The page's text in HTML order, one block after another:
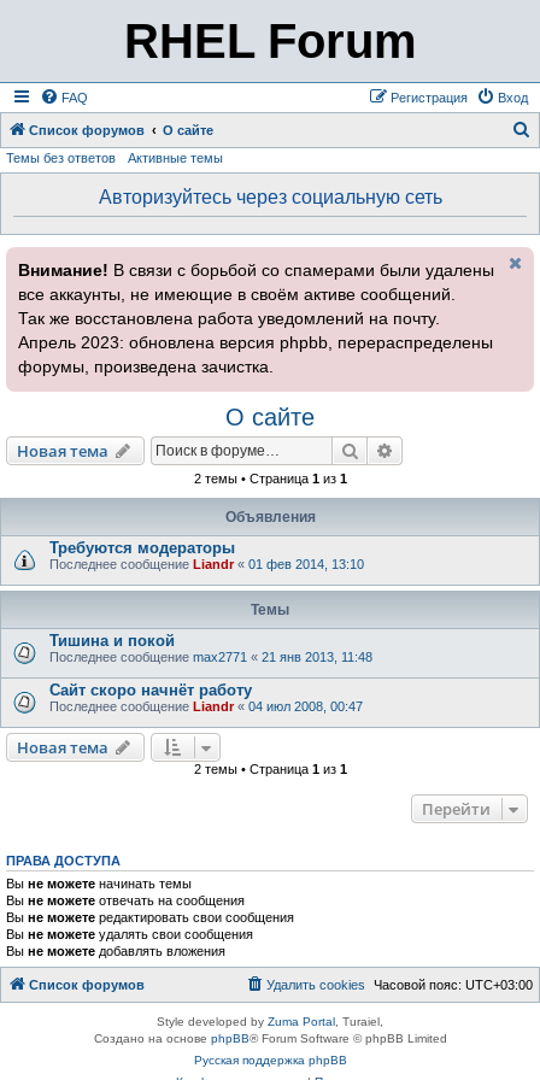
RHEL Forum
FAQ Вход
Регистрация
Список форумов О сайте
Темы без ответов Активные темы
Авторизуйтесь через социальную сеть
Внимание! В связи с борьбой со спамерами были удалены
все аккаунты, не имеющие в своём активе сообщений.
Так же восстановлена работа уведомлений на почту.
Апрель 2023: обновлена версия phpbb, перераспределены
форумы, произведена зачистка.
О сайте
Новая тема Поиск
2 темы • Страница 1из 1
Объявления
Требуются модераторы
Последнее сообщение Liandr« 01 фев 2014, 13:10
Темы
Тишина и покой
Последнее сообщение max2771 « 21 янв 2013, 11:48
Сайт скоро начнёт работу
Последнее сообщение Liandr« 04 июл 2008, 00:47
Новая тема
2 темы • Страница 1из 1
Перейти
ПРАВА ДОСТУПА
Вы не можете начинать темы
Вы не можете отвечать на сообщения
Вы не можете редактировать свои сообщения
Вы не можете удалять свои сообщения
Вы не можете добавлять вложения
Список форумов Часовой пояс: UTC+03:00
Удалить cookies
Style developed by Zuma Portal , Turaiel,
Создано на основе phpBB® Forum Software © phpBB Limited
Русская поддержка phpBB